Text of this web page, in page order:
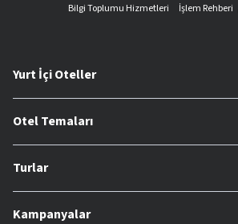
Bilgi Toplumu Hizmetleri
İşlem Rehberi
Yurt İçi Oteller
Otel Temaları
Turlar
Kampanyalar